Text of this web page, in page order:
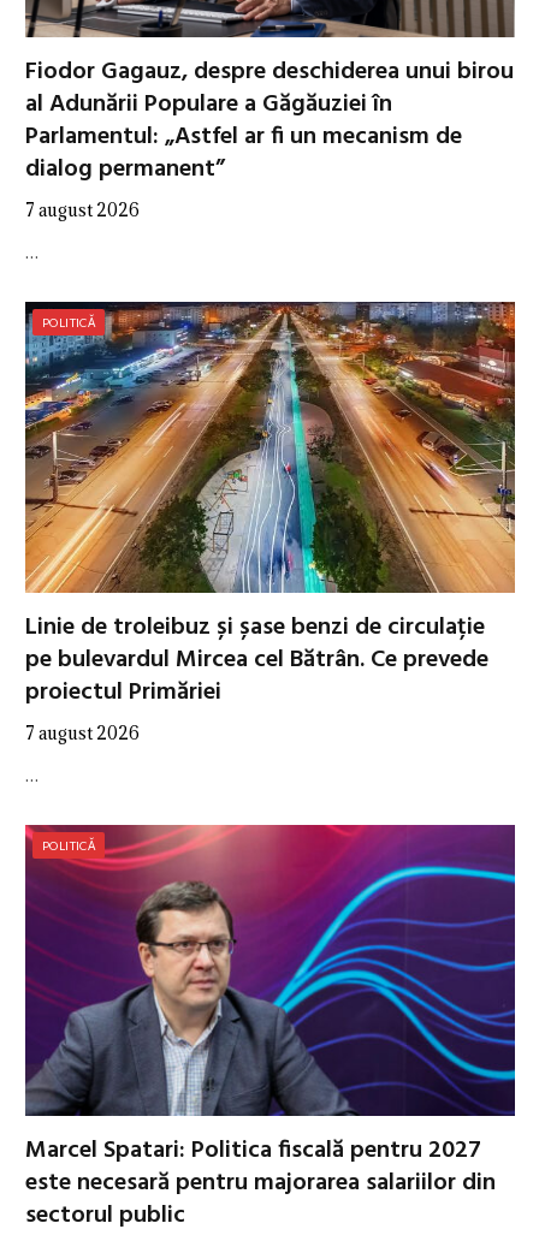
Fiodor Gagauz, despre deschiderea unui birou
al Adunării Populare a Găgăuziei în
Parlamentul: „Astfel ar fi un mecanism de
dialog permanent”
7 august 2026
…
POLITICĂ
Linie de troleibuz și șase benzi de circulație
pe bulevardul Mircea cel Bătrân. Ce prevede
proiectul Primăriei
7 august 2026
…
POLITICĂ
Marcel Spatari: Politica fiscală pentru 2027
este necesară pentru majorarea salariilor din
sectorul public